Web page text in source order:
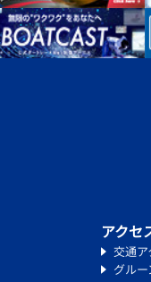
アクセ
交通ア
グルー